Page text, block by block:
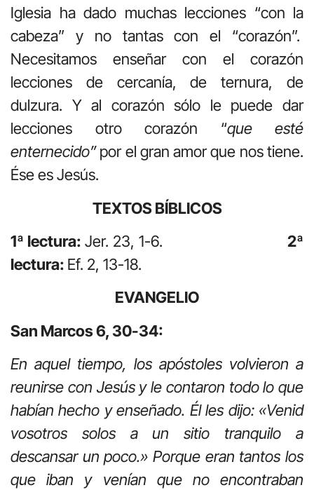
Iglesia ha dado muchas lecciones “con la
cabeza” y no tantas con el “corazón”.
Necesitamos enseñar con el corazón
lecciones de cercanía, de ternura, de
dulzura. Y al corazón sólo le puede dar
lecciones otro corazón “que esté
enternecido”por el gran amor que nos tiene.
Ése es Jesús.
TEXTOS BÍBLICOS
1ª lectura:Jer. 23, 1-6. 2ª
lectura: Ef. 2, 13-18.
EVANGELIO
San Marcos 6, 30-34:
En aquel tiempo, los apóstoles volvieron a
reunirse con Jesús y le contaron todo lo que
habían hecho y enseñado. Él les dijo: «Venid
vosotros solos a un sitio tranquilo a
descansar un poco.» Porque eran tantos los
que iban y venían que no encontraban